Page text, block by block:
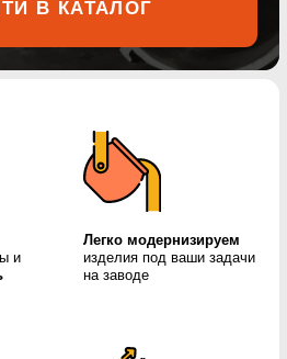
запатентованный
модификатор литья
Легко модернизируем